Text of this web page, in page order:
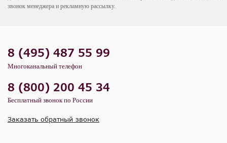
звонок менеджера и рекламную рассылку.
8 (495) 487 55 99
Многоканальный телефон
8 (800) 200 45 34
Бесплатный звонок по России
Заказать обратный звонок